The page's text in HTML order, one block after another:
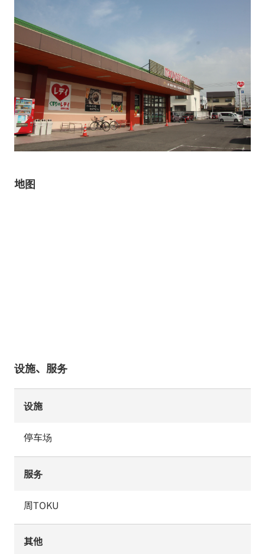
地图
设施、服务
设施
停车场
服务
周TOKU
其他